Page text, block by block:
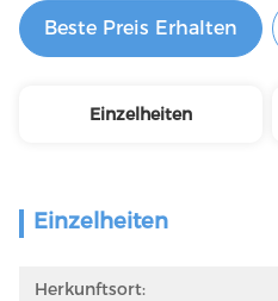
Beste Preis Erhalten
Einzelheiten
Einzelheiten
Herkunftsort: